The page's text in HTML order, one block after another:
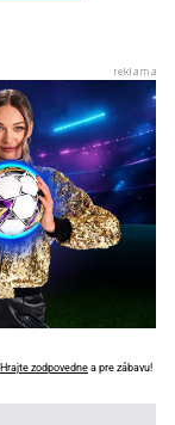
Hrajte zodpovedne a pre zábavu!